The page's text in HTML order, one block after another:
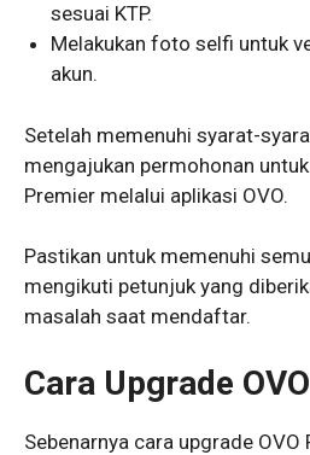
sesuai KTP.
Melakukan foto selfi untuk
akun.
Setelah memenuhi syarat-
mengajukan permohonan
Premier melalui aplikasi OVO.
Pastikan untuk memenuhi
mengikuti petunjuk yang
masalah saat mendaftar.
Cara Upgrade
Sebenarnya cara upgrade